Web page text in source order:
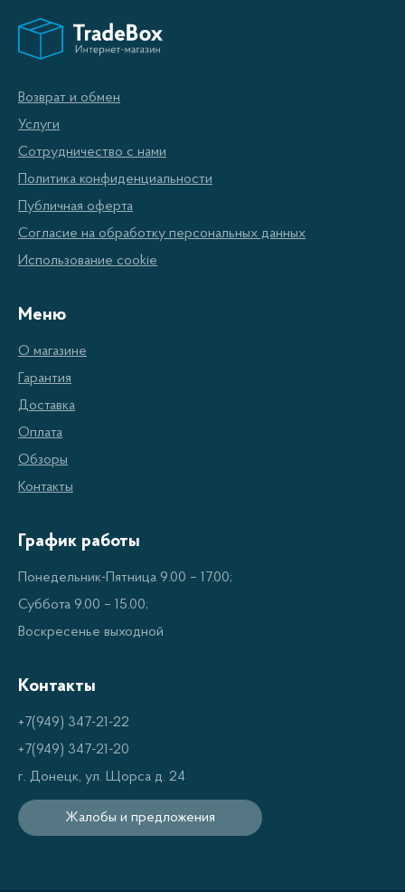
Возврат и обмен
Услуги
Сотрудничество с нами
Политика конфиденциальности
Публичная оферта
Согласие на обработку персональных данных
Использование cookie
Меню
О магазине
Гарантия
Доставка
Оплата
Обзоры
Контакты
График работы
Понедельник-Пятница 9.00 – 17.00;
Суббота 9.00 – 15.00;
Воскресенье выходной
Контакты
+7(949) 347-21-22
+7(949) 347-21-20
г. Донецк, ул. Щорса д. 24
Жалобы и предложения